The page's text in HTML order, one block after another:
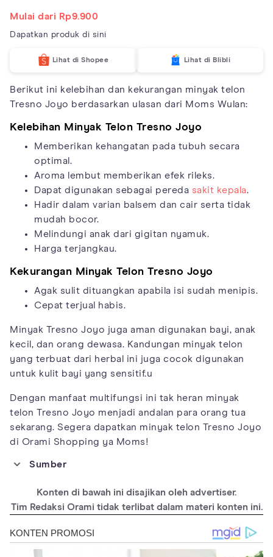
Mulai dari Rp9.900
Dapatkan produk di sini
Lihat di Shopee Lihat di Blibli
Berikut ini kelebihan dan kekurangan minyak telon
Tresno Joyo berdasarkan ulasan dari Moms Wulan:
Kelebihan Minyak Telon Tresno Joyo
Memberikan kehangatan pada tubuh secara
optimal.
Aroma lembut memberikan efek rileks.
Dapat digunakan sebagai pereda sakit kepala.
Hadir dalam varian balsem dan cair serta tidak
mudah bocor.
Melindungi anak dari gigitan nyamuk.
Harga terjangkau.
Kekurangan Minyak Telon Tresno Joyo
Agak sulit dituangkan apabila isi sudah menipis.
Cepat terjual habis.
Minyak Tresno Joyo juga aman digunakan bayi, anak
kecil, dan orang dewasa. Kandungan minyak telon
yang terbuat dari herbal ini juga cocok digunakan
untuk kulit bayi yang sensitif.u
Dengan manfaat multifungsi ini tak heran minyak
telon Tresno Joyo menjadi andalan para orang tua
sekarang. Segera dapatkan minyak telon Tresno Joyo
di Orami Shopping ya Moms!
Sumber
https://www.researchgate.net/publication/233967835_THE_HA
RMONIZING_EFFECTS_OF_CITRONELLA_OIL_ON_MOOD_STA
TES_AND_BRAIN_ACTIVITIES
Konten di bawah ini disajikan oleh advertiser.
Tim Redaksi Orami tidak terlibat dalam materi konten ini.